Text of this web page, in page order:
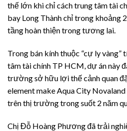
thế lớn khi chỉ cách trung tâm tài
bay Long Thành chỉ trong khoảng
tầng hoàn thiện trong tương lai.
Trong bán kính thuộc “cự ly
tâm tài chính TP HCM, dự án này
trường sở hữu lợi thế cảnh quan
element make Aqua City
trên thị trường trong suốt 2 năm
Chị Đỗ Hoàng Phương đã trải